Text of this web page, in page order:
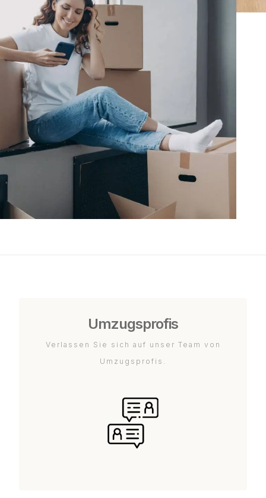
Umzugsprofis
Verlassen Sie sich auf unser Team von
Umzugsprofis.